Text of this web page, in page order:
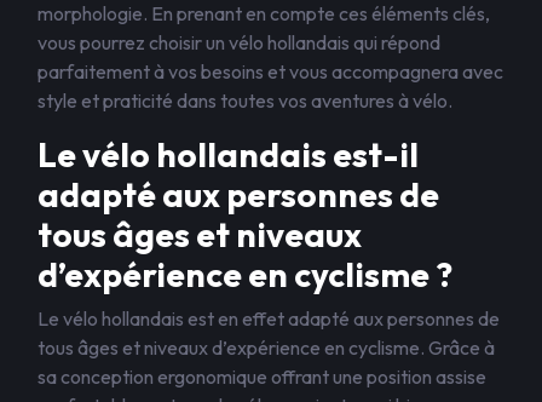
morphologie. En prenant en compte ces éléments clés,
vous pourrez choisir un vélo hollandais qui répond
parfaitement à vos besoins et vous accompagnera avec
style et praticité dans toutes vos aventures à vélo.
Le vélo hollandais est-il
adapté aux personnes de
tous âges et niveaux
d’expérience en cyclisme ?
Le vélo hollandais est en effet adapté aux personnes de
tous âges et niveaux d’expérience en cyclisme. Grâce à
sa conception ergonomique offrant une position assise